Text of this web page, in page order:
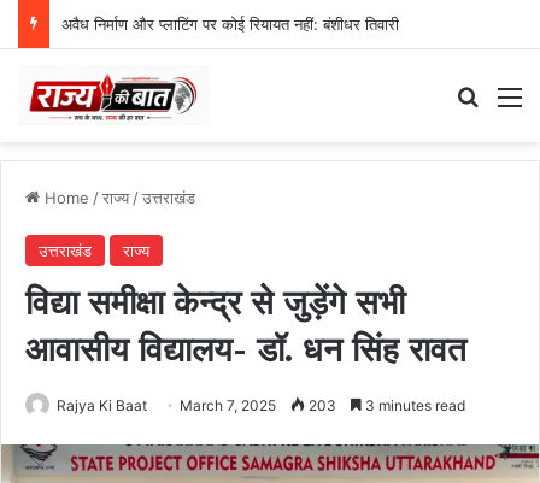
अवैध निर्माण और प्लाटिंग पर कोई रियायत नहीं: बंशीधर तिवारी
Home /राज्य/उत्तराखंड
उत्तराखंड राज्य
विद्या समीक्षा केन्द्र से जुड़ेंगे सभी
आवासीय विद्यालय- डॉ. धन सिंह रावत
Rajya Ki Baat March 7, 2025 203 3 minutes read